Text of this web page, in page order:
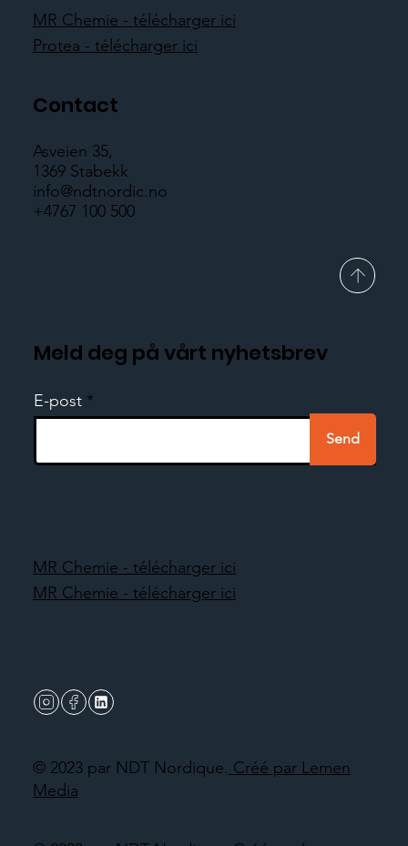
MR Chemie - télécharger ici
Protea - télécharger ici
Contact
Asveien 35,
1369 Stabekk
info@ndtnordic.no
+4767 100 500
Meld deg på vårt nyhetsbrev
E-post
Send
© 2023 par NDT Nordique. Créé par Lemen
Media
MR Chemie - télécharger ici
MR Chemie - télécharger ici